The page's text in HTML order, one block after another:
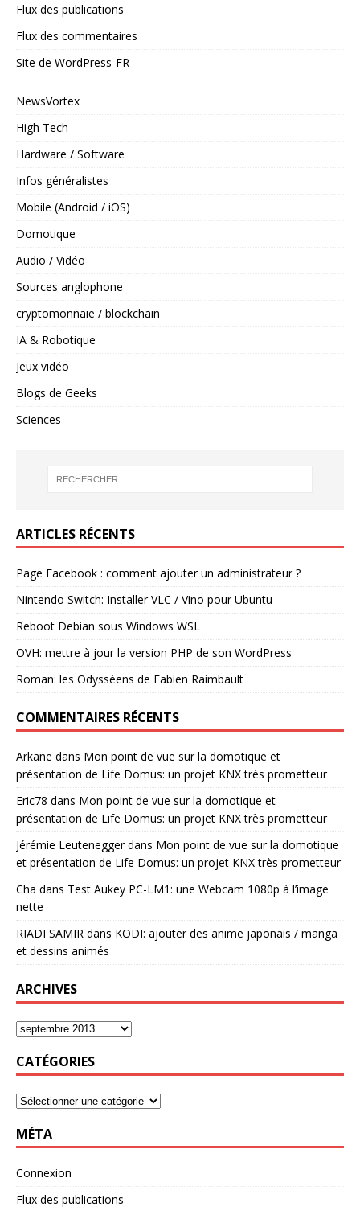
Flux des publications
Flux des commentaires
Site de WordPress-FR
NewsVortex
High Tech
Hardware / Software
Infos généralistes
Mobile (Android / iOS)
Domotique
Audio / Vidéo
Sources anglophone
cryptomonnaie / blockchain
IA & Robotique
Jeux vidéo
Blogs de Geeks
Sciences
ARTICLES RÉCENTS
Page Facebook : comment ajouter un administrateur ?
Nintendo Switch: Installer VLC / Vino pour Ubuntu
Reboot Debian sous Windows WSL
OVH: mettre à jour la version PHP de son WordPress
Roman: les Odysséens de Fabien Raimbault
COMMENTAIRES RÉCENTS
Arkane dans Mon point de vue sur la domotique et
présentation de Life Domus: un projet KNX très prometteur
Eric78 dans Mon point de vue sur la domotique et
présentation de Life Domus: un projet KNX très prometteur
Jérémie Leuteneggerdans Mon point de vue sur la domotique
et présentation de Life Domus: un projet KNX très prometteur
Cha dans Test Aukey PC-LM1: une Webcam 1080p à l’image
nette
RIADI SAMIR dans KODI: ajouter des anime japonais / manga
et dessins animés
ARCHIVES
CATÉGORIES
MÉTA
Connexion
Flux des publications